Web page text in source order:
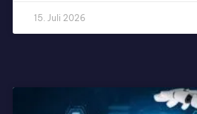
15. Juli 2026